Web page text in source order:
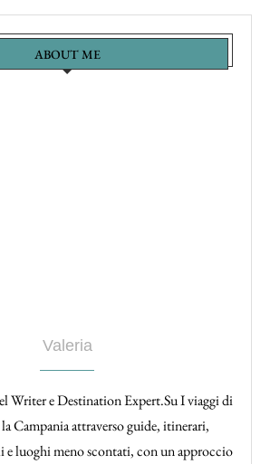
ABOUT ME
Valeria
Writer e Destination Expert.Su I viaggi di
Campania attraverso guide, itinerari,
e luoghi meno scontati, con un approccio